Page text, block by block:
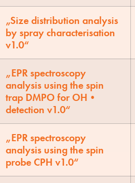
„Size distribution analysis
by spray characterisation
v1.0“
„EPR spectroscopy
analysis using the spin
trap DMPO for OH•
detection v1.0“
„EPR spectroscopy
analysis using the spin
probe CPH v1.0“